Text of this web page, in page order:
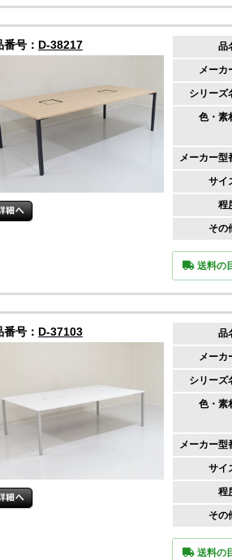
番号： D-38217 品
メーカ
シリーズ
色・素
メーカー型
サイ
程
その
送料の
番号： D-37103 品
メーカ
シリーズ
色・素
メーカー型
サイ
程
その
送料の